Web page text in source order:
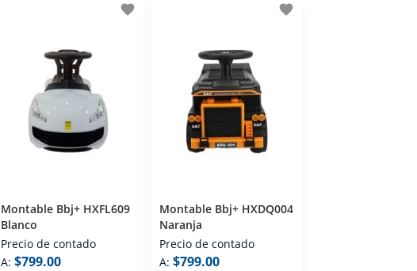
favorite
Montable Bbj+ HXFL609
Blanco
Precio de contado
A: $799.00
favorite
Montable Bbj+ HXDQ004
Naranja
Precio de contado
A: $799.00